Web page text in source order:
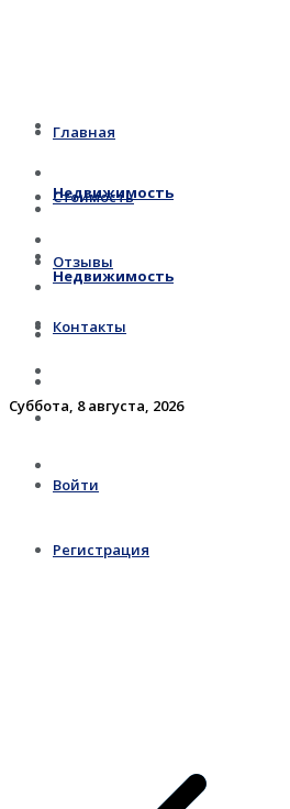
Главная
Стоимость
Отзывы
Контакты
Суббота, 8 августа, 2026
Войти
Регистрация
Недвижимость
Недвижимость